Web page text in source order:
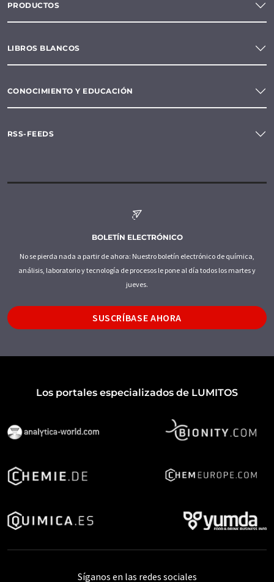
PRODUCTOS
LIBROS BLANCOS
CONOCIMIENTO Y EDUCACIÓN
RSS-FEEDS
BOLETÍN ELECTRÓNICO
No se pierda nada a partir de ahora: Nuestro boletín electrónico de química,
análisis, laboratorio y tecnología de procesos le pone al día todos los martes y
jueves.
SUSCRÍBASE AHORA
Los portales especializados de LUMITOS
Síganos en las redes sociales